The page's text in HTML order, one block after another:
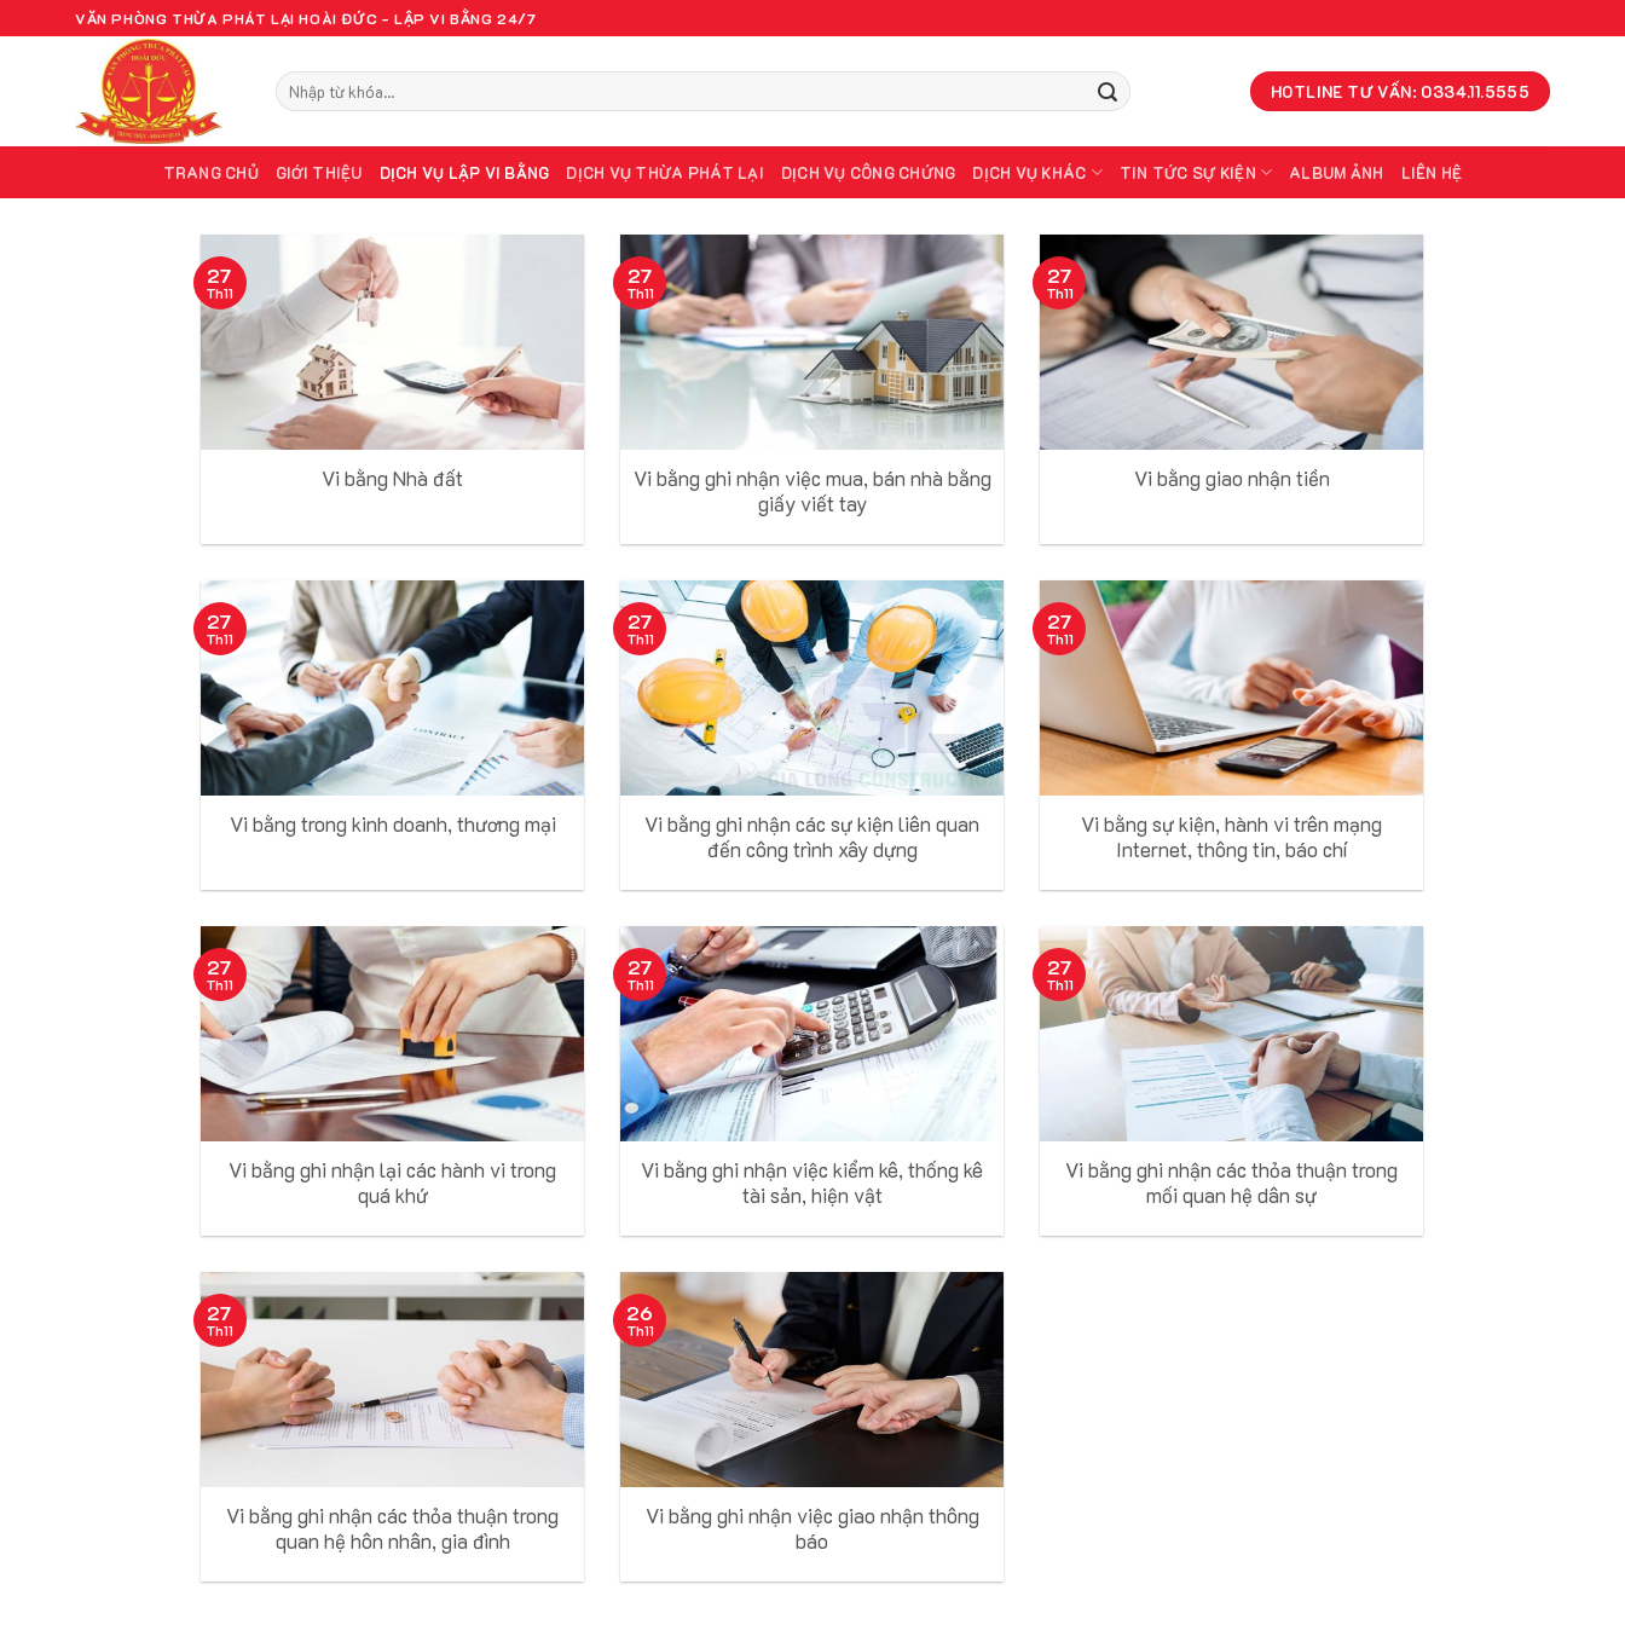
qua
VĂN PHÒNG THỪA PHÁT LẠI HOÀI ĐỨC - LẬP VI BẰNG 24/7
HOTLINE TƯ VẤN: 0334.11.5555
TRANG CHỦ GIỚI THIỆU DỊCH VỤ LẬP VI BẰNG DỊCH VỤ THỪA PHÁT LẠI DỊCH VỤ CÔNG CHỨNG DỊCH VỤ KHÁC TIN TỨC SỰ KIỆN ALBUM ẢNH LIÊN HỆ
Vi bằng Nhà đất
27
Th11
Vi bằng ghi nhận việc mua, bán nhà bằng
giấy viết tay
27
Th11
Vi bằng giao nhận tiền
27
Th11
Vi bằng trong kinh doanh, thương mại
27
Th11
Vi bằng ghi nhận các sự kiện liên quan
đến công trình xây dựng
27
Th11
Vi bằng sự kiện, hành vi trên mạng
Internet, thông tin, báo chí
27
Th11
Vi bằng ghi nhận lại các hành vi trong
quá khứ
27
Th11
Vi bằng ghi nhận việc kiểm kê, thống kê
tài sản, hiện vật
27
Th11
Vi bằng ghi nhận các thỏa thuận trong
mối quan hệ dân sự
27
Th11
Vi bằng ghi nhận các thỏa thuận trong
quan hệ hôn nhân, gia đình
27
Th11
Vi bằng ghi nhận việc giao nhận thông
báo
26
Th11